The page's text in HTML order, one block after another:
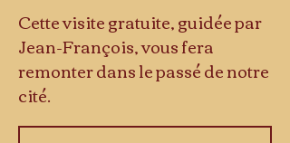
Cette visite gratuite, guidée par
Jean-François, vous fera
remonter dans le passé de notre
cité.